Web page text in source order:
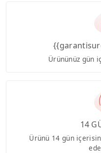
Ürününüz gün
14
Ürünü 14 gün